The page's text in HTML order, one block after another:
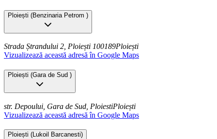
Ploiești (Benzinaria Petrom )
Strada Ștrandului 2, Ploiești 100189Ploiești
Vizualizează această adresă în Google Maps
Ploiești (Gara de Sud )
str. Depoului, Gara de Sud, PloiestiPloiești
Vizualizează această adresă în Google Maps
Ploiești (Lukoil Barcanesti)